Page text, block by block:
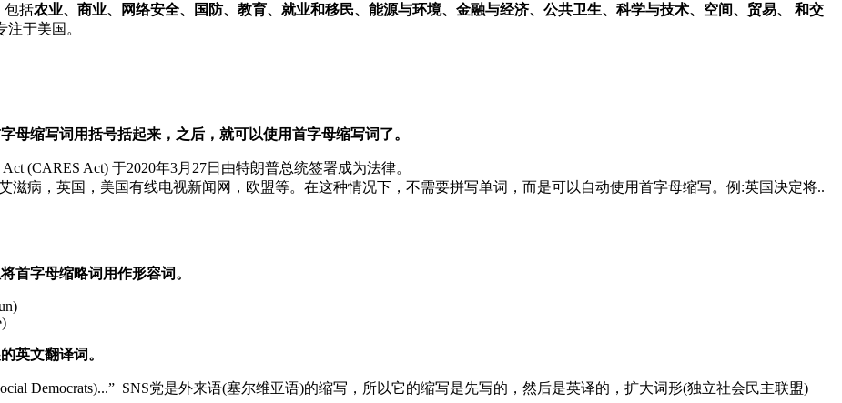
包括农业、商业、网络安全、国防、教育、就业和移民、能源与环境、金融与经济、公共卫生、科学与技术、空间、贸易、 和交
于美国。
母缩写词用括号括起来，之后，就可以使用首字母缩写词了。
Act (CARES Act) 于2020年3月27日由特朗普总统签署成为法律。
滋病，英国，美国有线电视新闻网，欧盟等。在这种情况下，不需要拼写单词，而是可以自动使用首字母缩写。例:英国决定将..
首字母缩略词用作形容词。
英文翻译词。
Social Democrats)...” SNS党是外来语(塞尔维亚语)的缩写，所以它的缩写是先写的，然后是英译的，扩大词形(独立社会民主联盟)